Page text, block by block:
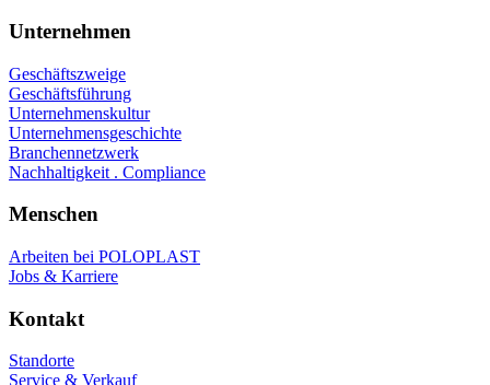
Unternehmen
Geschäftszweige
Geschäftsführung
Unternehmenskultur
Unternehmensgeschichte
Branchennetzwerk
Nachhaltigkeit . Compliance
Menschen
Arbeiten bei POLOPLAST
Jobs & Karriere
Kontakt
Standorte
Service & Verkauf